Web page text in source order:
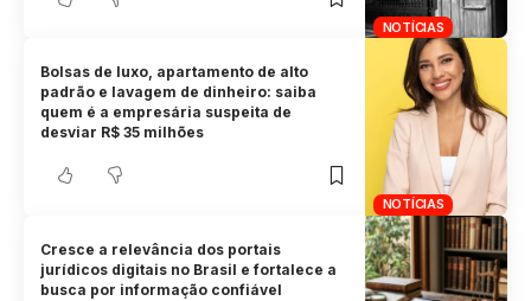
NOTÍCIAS
NOTÍCIAS
Bolsas de luxo, apartamento de alto
padrão e lavagem de dinheiro: saiba
quem é a empresária suspeita de
desviar R$ 35 milhões
Cresce a relevância dos portais
jurídicos digitais no Brasil e fortalece a
busca por informação confiável